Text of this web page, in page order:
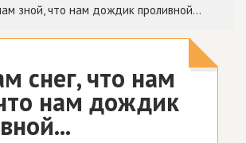
зной, что нам дождик проливной...
снег, что нам
нам дождик